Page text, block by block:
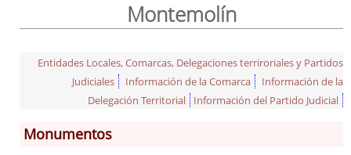
Montemolín
Entidades Locales, Comarcas, Delegaciones terriroriales y Partidos
Judiciales
Información de la Comarca
Información de la
Delegación Territorial
Información del Partido Judicial
Monumentos